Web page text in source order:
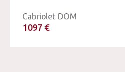
Cabriolet DOM
1097 €